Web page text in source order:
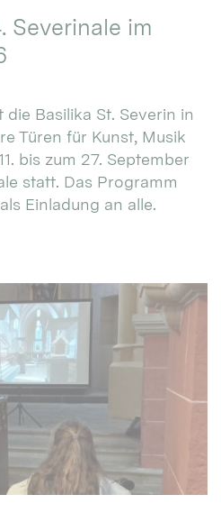
Severinale im
Basilika St. Severin in
Türen für Kunst, Musik
bis zum 27. September
statt. Das Programm
Einladung an alle.